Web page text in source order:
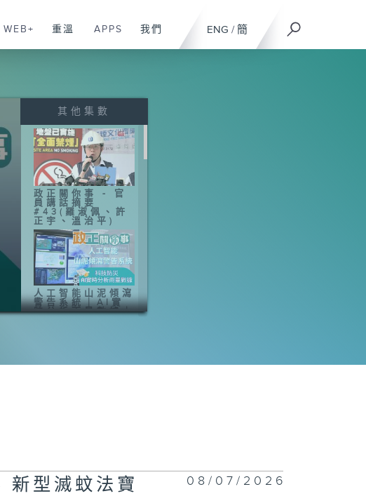
ENG / 簡
WEB+ 重溫 APPS 我們
其他集數
政正關你事 - 官
員講話摘要
#43(羅淑佩、許
正宇、溫治平)
人工智能山泥傾瀉
警告系統｜AI實
時分析雨量數據｜
新型滅蚊法寶 08/07/2026